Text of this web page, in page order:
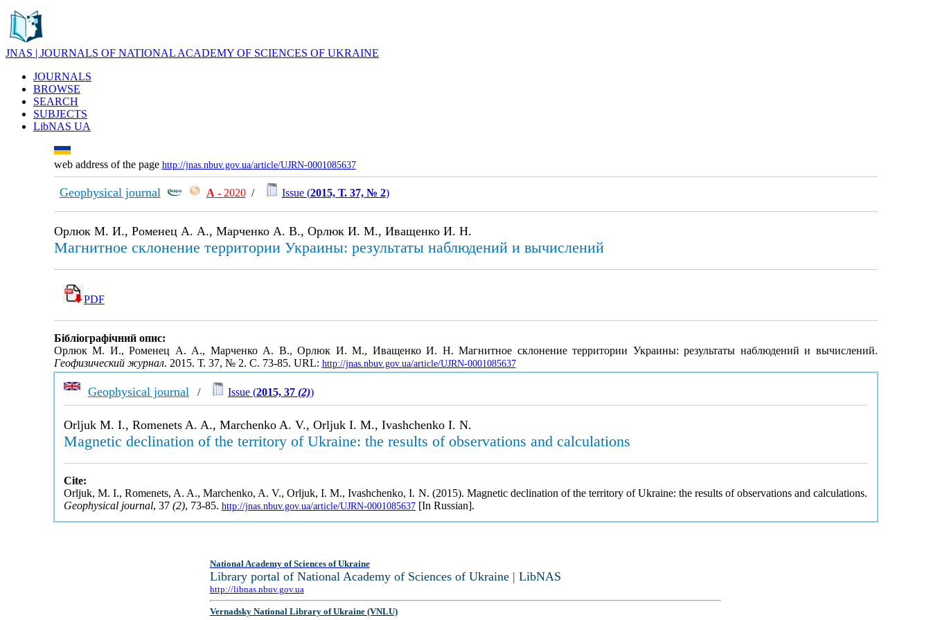
JNAS | JOURNALS OF NATIONAL ACADEMY OF SCIENCES OF UKRAINE
JOURNALS
BROWSE
SEARCH
SUBJECTS
LibNAS UA
web address of the page http://jnas.nbuv.gov.ua/article/UJRN-0001085637
Geophysical journal А - 2020/ Issue (2015, Т. 37, № 2)
Орлюк М. И., Роменец А. А., Марченко А. В., Орлюк И. М., Иващенко И. Н.
Магнитное склонение территории Украины: результаты наблюдений и вычислений
PDF
Бібліографічний опис:
Орлюк М. И., Роменец А. А., Марченко А. В., Орлюк И. М., Иващенко И. Н. Магнитное склонение территории Украины: результаты наблюдений и вычислений.
Геофизический журнал. 2015. Т. 37, № 2. С. 73-85. URL: http://jnas.nbuv.gov.ua/article/UJRN-0001085637
Geophysical journal / Issue (2015, 37 (2))
Orljuk M. I., Romenets A. A., Marchenko A. V., Orljuk I. M., Ivashchenko I. N.
Magnetic declination of the territory of Ukraine: the results of observations and calculations
Cite:
Orljuk, M. I., Romenets, A. A., Marchenko, A. V., Orljuk, I. M., Ivashchenko, I. N. (2015). Magnetic declination of the territory of Ukraine: the results of observations and calculations.
Geophysical journal, 37 (2), 73-85. http://jnas.nbuv.gov.ua/article/UJRN-0001085637[In Russian].
National Academy of Sciences of Ukraine
Library portal of National Academy of Sciences of Ukraine | LibNAS
http://libnas.nbuv.gov.ua
Vernadsky National Library of Ukraine (VNLU)